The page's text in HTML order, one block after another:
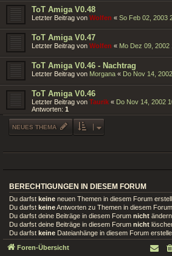
ToT Amiga V0.48
Letzter Beitrag von Wolfen « So Feb 02, 2003
ToT Amiga V0.47
Letzter Beitrag von Wolfen « Mo Dez 09, 2002
ToT Amiga V0.46 - Nachtrag
Letzter Beitrag von Morgana « Do Nov 14,
ToT Amiga V0.46
Letzter Beitrag von Taurik « Do Nov 14, 2002
Antworten: 1
NEUES THEMA
BERECHTIGUNGEN IN DIESEM FORUM
Du darfst keine neuen Themen in diesem Forum
Du darfst keineAntworten zu Themen in diesem
Du darfst deine Beiträge in diesem Forum nicht ändern.
Du darfst deine Beiträge in diesem Forum nicht
Du darfst keine Dateianhänge in diesem Forum
Foren-Übersicht